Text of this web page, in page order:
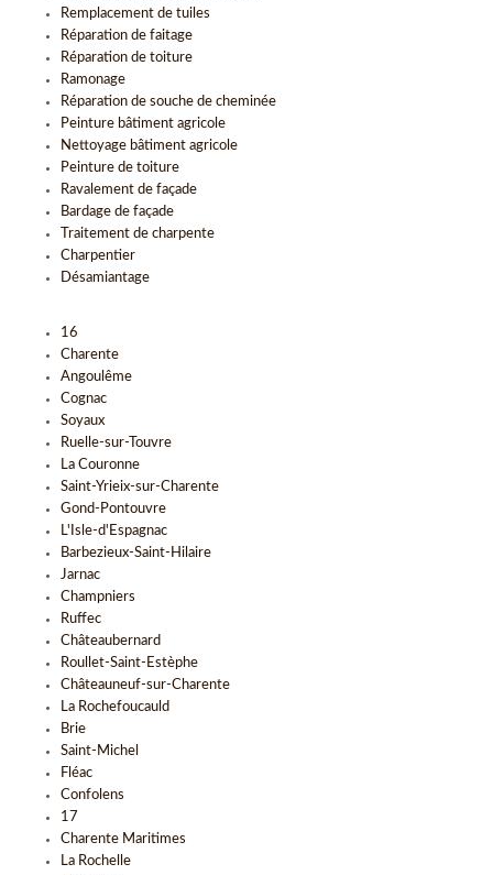
Remplacement de tuiles
Réparation de faitage
Réparation de toiture
Ramonage
Réparation de souche de cheminée
Peinture bâtiment agricole
Nettoyage bâtiment agricole
Peinture de toiture
Ravalement de façade
Bardage de façade
Traitement de charpente
Charpentier
Désamiantage
16
Charente
Angoulême
Cognac
Soyaux
Ruelle-sur-Touvre
La Couronne
Saint-Yrieix-sur-Charente
Gond-Pontouvre
L'Isle-d'Espagnac
Barbezieux-Saint-Hilaire
Jarnac
Champniers
Ruffec
Châteaubernard
Roullet-Saint-Estèphe
Châteauneuf-sur-Charente
La Rochefoucauld
Brie
Saint-Michel
Fléac
Confolens
17
Charente Maritimes
La Rochelle